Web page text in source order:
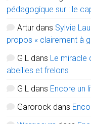
pédagogique sur : le
Artur dans Sylvie
propos « clairement à
G L dans Le miracle
abeilles et frelons
G L dans Encore un
Garorock dans